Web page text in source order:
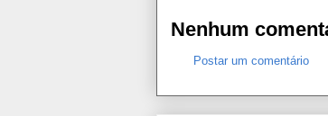
Nenhum
Postar um comentário